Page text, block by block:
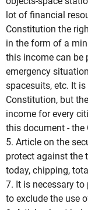
lot of financial
Constitution the
in the form of a
this income can be
emergency
spacesuits, etc. It
Constitution, but
income for every
this document - the
5. Article on the
protect against the
today, chipping,
7. It is necessary to
to exclude the use